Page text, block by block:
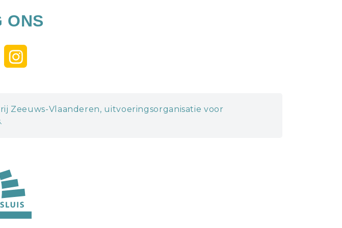
ONS
Zeeuws-Vlaanderen, uitvoeringsorganisatie voor